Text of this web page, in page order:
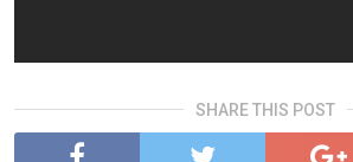
SHARE THIS POST